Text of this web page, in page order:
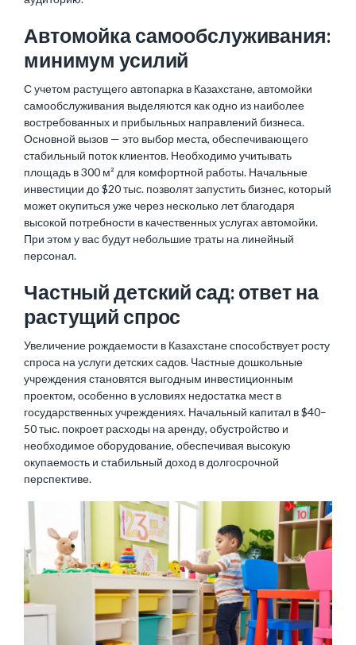
Автомойка самообслуживания:
минимум усилий
С учетом растущего автопарка в Казахстане, автомойки
самообслуживания выделяются как одно из наиболее
востребованных и прибыльных направлений бизнеса.
Основной вызов — это выбор места, обеспечивающего
стабильный поток клиентов. Необходимо учитывать
площадь в 300 м² для комфортной работы. Начальные
инвестиции до $20 тыс. позволят запустить бизнес, который
может окупиться уже через несколько лет благодаря
высокой потребности в качественных услугах автомойки.
При этом у вас будут небольшие траты налинейный
персонал.
Частный детский сад: ответ на
растущий спрос
Увеличение рождаемости в Казахстане способствует росту
спроса на услуги детских садов. Частные дошкольные
учреждения становятся выгодным инвестиционным
проектом, особенно в условиях недостатка мест в
государственных учреждениях. Начальный капитал в $40–
50 тыс. покроет расходы на аренду, обустройство и
необходимое оборудование, обеспечивая высокую
окупаемость и стабильный доход в долгосрочной
перспективе.